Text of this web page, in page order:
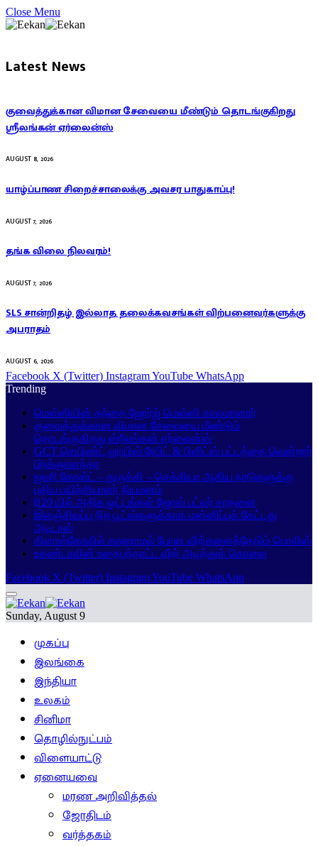
Close Menu
Latest News
குவைத்துக்கான விமான சேவையை மீண்டும் தொடங்குகிறது
ஸ்ரீலங்கன் ஏர்லைன்ஸ்
AUGUST 8, 2026
யாழ்ப்பாண சிறைச்சாலைக்கு அவசர பாதுகாப்பு!
AUGUST 7, 2026
தங்க விலை நிலவரம்!
AUGUST 7, 2026
SLS சான்றிதழ் இல்லாத தலைக்கவசங்கள் விற்பனைவர்களுக்கு
அபராதம்
AUGUST 6, 2026
Facebook X (Twitter) InstagramYouTube WhatsApp
Trending
மெஸ்ஸியின் தந்தை ஜோர்ஜ் மெஸ்ஸி காலமானார்
குவைத்துக்கான விமான சேவையை மீண்டும்
தொடங்குகிறது ஸ்ரீலங்கன் ஏர்லைன்ஸ்
GCT செயிண்ட் லூயிஸ் ரேபிட் & பிளிட்ஸ் பட்டத்தை வென்றார்
பிரக்ஞானந்தா
ஐவரி கோஸ்ட் – துருக்கி – செக்கியா ஆகிய நாடுகளுக்கு
புதிய பயிற்சியாளர் நியமனம்
ரி20 யில் அதிக ஓட்டங்கள் ஜோஸ் பட்லர் சாதனை
இளஞ்சிவப்பு நிற பூட்ஸ்களுக்காக மன்னிப்புக் கேட்டது
அடிடாஸ்
கிளாஸ்கோவில் காணாமல் போன வீரர்களைத்தேடும் பொலிஸ்
உகண்டாவின் உதைபந்தாட்ட வீரர் அடித்துக் கொலை
Facebook X (Twitter) InstagramYouTube WhatsApp
Sunday, August 9
முகப்பு
இலங்கை
இந்தியா
உலகம்
சினிமா
தொழில்நுட்பம்
விளையாட்டு
ஏனையவை
மரண அறிவித்தல்
ஜோதிடம்
வர்த்தகம்